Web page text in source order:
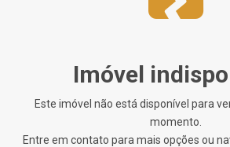
Imóvel
Este imóvel não está disponível para
momento.
Entre em contato para mais opções ou